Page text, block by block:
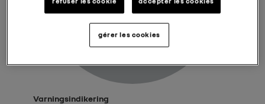
Varningsindikering
gérer les cookies